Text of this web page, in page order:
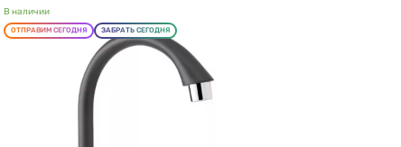
В наличии
ОТПРАВИМ СЕГОДНЯ ЗАБРАТЬ СЕГОДНЯ